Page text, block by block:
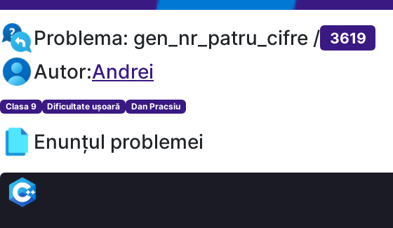
Problema: gen_nr_patru_cifre / 3619
Autor:Andrei
Clasa 9 Dificultate ușoară Dan Pracsiu
Enunțul problemei